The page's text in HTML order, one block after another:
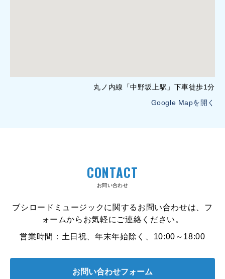
丸ノ内線「中野坂上駅」下車徒歩1分
Google Mapを開く
CONTACT
お問い合わせ
ブシロードミュージックに関するお問い合わせは、フ
ォームからお気軽にご連絡ください。
営業時間：土日祝、年末年始除く、10:00～18:00
お問い合わせフォーム